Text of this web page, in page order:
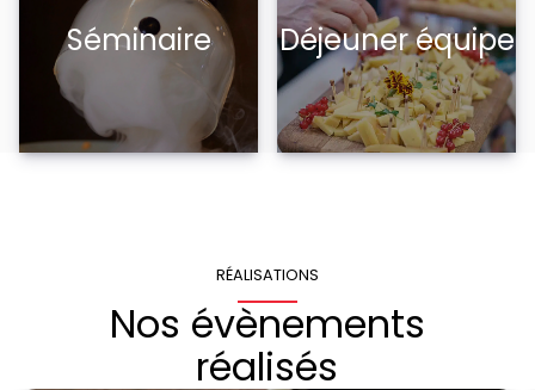
Séminaire Déjeuner équipe
RÉALISATIONS
Nos évènements
réalisés